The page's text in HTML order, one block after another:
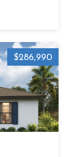
$286,990